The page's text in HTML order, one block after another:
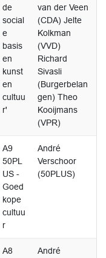
de
social
e
basis
en
kunst
en
cultuu
r'
van der Veen
(CDA) Jelte
Kolkman
(VVD)
Richard
Sivasli
(Burgerbelan
gen) Theo
Kooijmans
(VPR)
A9
50PL
US -
Goed
kope
cultuu
r
André
Verschoor
(50PLUS)
A8
André